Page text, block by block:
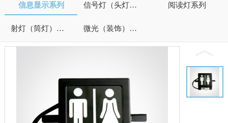
信息显示系列 信号灯（头灯）系列 阅读灯系列
射灯（筒灯）系列 微光（装饰）照明系列